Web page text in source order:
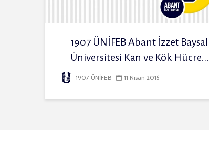
1907 ÜNİFEB Abant İzzet Baysal
Üniversitesi Kan ve Kök Hücre...
1907 ÜNİFEB 11 Nisan 2016